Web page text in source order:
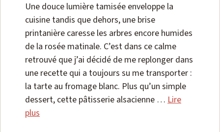
Une douce lumière tamisée enveloppe la
cuisine tandis que dehors, une brise
printanière caresse les arbres encore humides
de la rosée matinale. C’est dans ce calme
retrouvé que j’ai décidé de me replonger dans
une recette qui a toujours su me transporter :
la tarte au fromage blanc. Plus qu’un simple
dessert, cette pâtisserie alsacienne … Lire
plus